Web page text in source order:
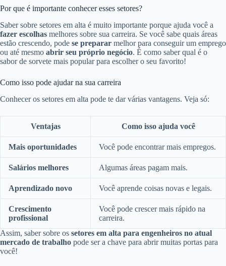
Por que é importante conhecer esses setores?
Saber sobre setores em alta é muito importante porque ajuda você a
fazer escolhas melhores sobre sua carreira. Se você sabe quais áreas
estão crescendo, pode se preparar melhor para conseguir um emprego
ou até mesmo abrir seu próprio negócio. É como saber qual é o
sabor de sorvete mais popular para escolher o seu favorito!
Como isso pode ajudar na sua carreira
Conhecer os setores em alta pode te dar várias vantagens. Veja só:
Ventajas Como isso ajuda você
Mais oportunidades Você pode encontrar mais empregos.
Salários melhores Algumas áreas pagam mais.
Aprendizado novo Você aprende coisas novas e legais.
Crescimento
profissional
Você pode crescer mais rápido na
carreira.
Assim, saber sobre os setores em alta para engenheiros no atual
mercado de trabalho pode ser a chave para abrir muitas portas para
você!